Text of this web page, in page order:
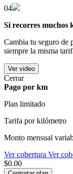
04
Si recorres muchos
Cambia tu seguro de
siempre la misma
Ver video
Cerrar
Pago por km
Plan limitado
Tarifa por kilómetro
Monto mensual
Ver cobertura Ver
$0.00